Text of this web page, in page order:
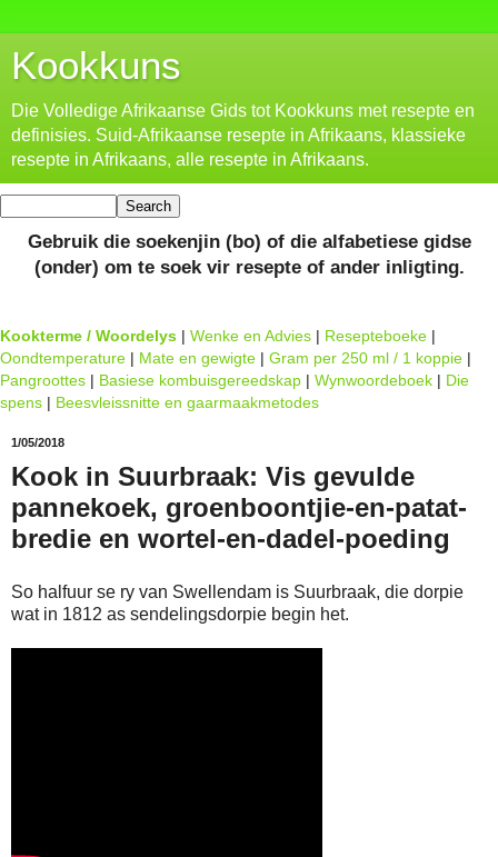
Kookkuns
Die Volledige Afrikaanse Gids tot Kookkuns met resepte en
definisies. Suid-Afrikaanse resepte in Afrikaans, klassieke
resepte in Afrikaans, alle resepte in Afrikaans.
Gebruik die soekenjin (bo) of die alfabetiese gidse
(onder) om te soek vir resepte of ander inligting.
Kookterme / Woordelys | Wenke en Advies | Resepteboeke |
Oondtemperature | Mate en gewigte | Gram per 250 ml / 1 koppie |
Pangroottes | Basiese kombuisgereedskap | Wynwoordeboek | Die
spens | Beesvleissnitte en gaarmaakmetodes
1/05/2018
Kook in Suurbraak: Vis gevulde
pannekoek, groenboontjie-en-patat-
bredie en wortel-en-dadel-poeding
So halfuur se ry van Swellendam is Suurbraak, die dorpie
wat in 1812 as sendelingsdorpie begin het.